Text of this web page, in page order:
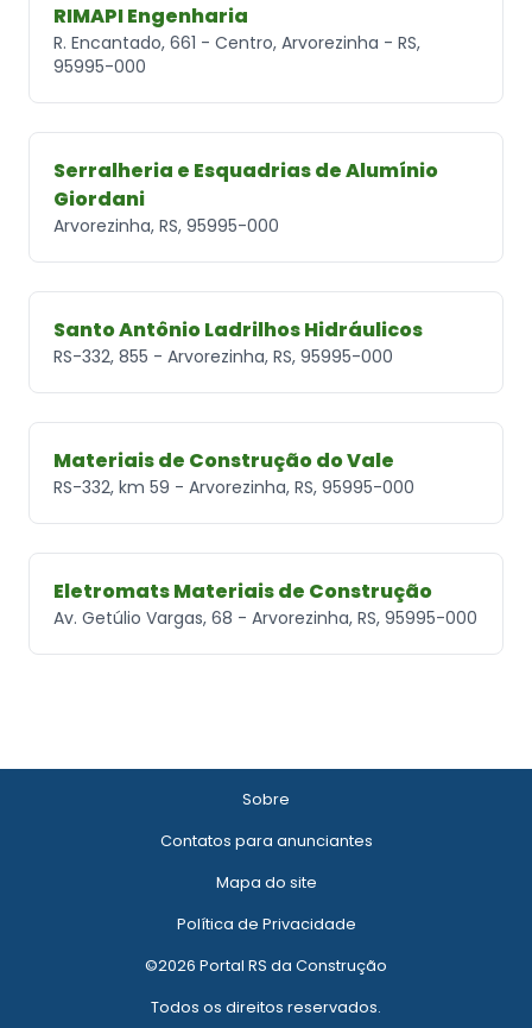
RIMAPI Engenharia
R. Encantado, 661 - Centro, Arvorezinha - RS,
95995-000
Serralheria e Esquadrias de Alumínio
Giordani
Arvorezinha, RS, 95995-000
Santo Antônio Ladrilhos Hidráulicos
RS-332, 855 - Arvorezinha, RS, 95995-000
Materiais de Construção do Vale
RS-332, km 59 - Arvorezinha, RS, 95995-000
Eletromats Materiais de Construção
Av. Getúlio Vargas, 68 - Arvorezinha, RS, 95995-000
Sobre
Contatos para anunciantes
Mapa do site
Política de Privacidade
©2026 Portal RS da Construção
Todos os direitos reservados.